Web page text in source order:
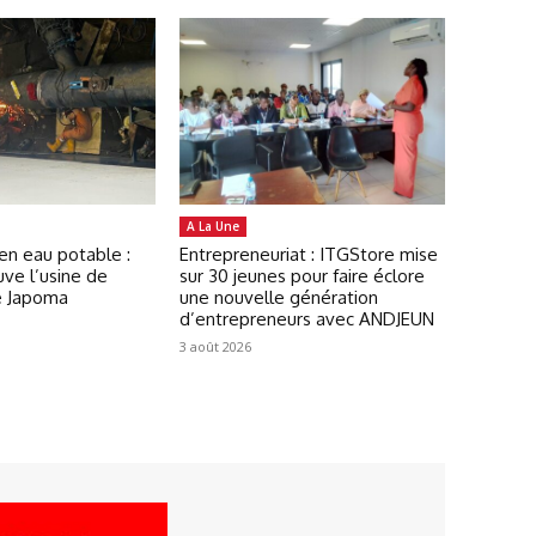
eau potable :
l’usine de
A La Une
Entrepreneuriat : ITGStore mise
sur 30 jeunes pour faire éclore
une nouvelle génération
d’entrepreneurs avec ANDJEUN
3 août 2026